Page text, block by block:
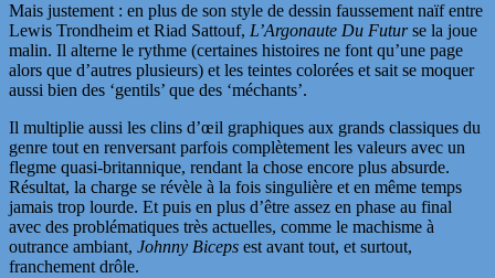
Mais justement : en plus de son style de dessin faussement naïf entre
Lewis Trondheim et Riad Sattouf, L’Argonaute Du Futurse la joue
malin. Il alterne le rythme (certaines histoires ne font qu’une page
alors que d’autres plusieurs) et les teintes colorées et sait se moquer
aussi bien des ‘gentils’ que des ‘méchants’.
Il multiplie aussi les clins d’œil graphiques aux grands classiques du
genre tout en renversant parfois complètement les valeurs avec un
flegme quasi-britannique, rendant la chose encore plus absurde.
Résultat, la charge se révèle à la fois singulière et en même temps
jamais trop lourde. Et puis en plus d’être assez en phase au final
avec des problématiques très actuelles, comme le machisme à
outrance ambiant, Johnny Biceps est avant tout, et surtout,
franchement drôle.